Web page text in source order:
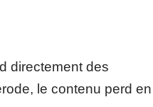
directement des
le contenu perd en